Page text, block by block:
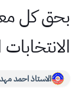
بحق كل
الانتخابات
الاستاذ احمد